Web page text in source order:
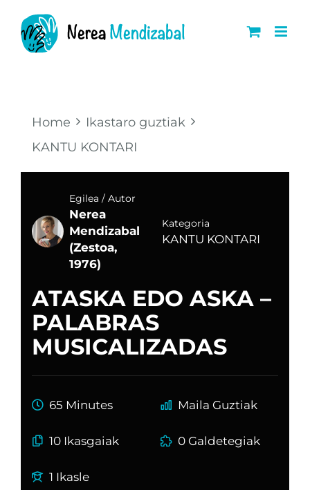
Home
Ikastaro guztiak
KANTU KONTARI
Egilea / Autor
Nerea
Mendizabal
(Zestoa,
1976)
Kategoria
KANTU KONTARI
ATASKA EDO ASKA –
PALABRAS
MUSICALIZADAS
65 Minutes Maila Guztiak
10 Ikasgaiak 0 Galdetegiak
1 Ikasle